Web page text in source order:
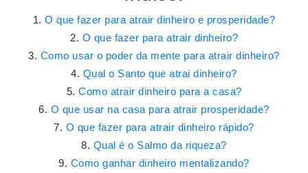
O que fazer para atrair dinheiro e prosperidade?
O que fazer para atrair dinheiro?
Como usar o poder da mente para atrair dinheiro?
Qual o Santo que atrai dinheiro?
Como atrair dinheiro para a casa?
O que usar na casa para atrair prosperidade?
O que fazer para atrair dinheiro rápido?
Qual é o Salmo da riqueza?
Como ganhar dinheiro mentalizando?